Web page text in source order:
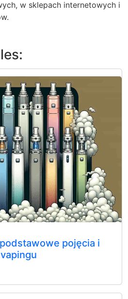
w sklepach internetowych i
pojęcia i